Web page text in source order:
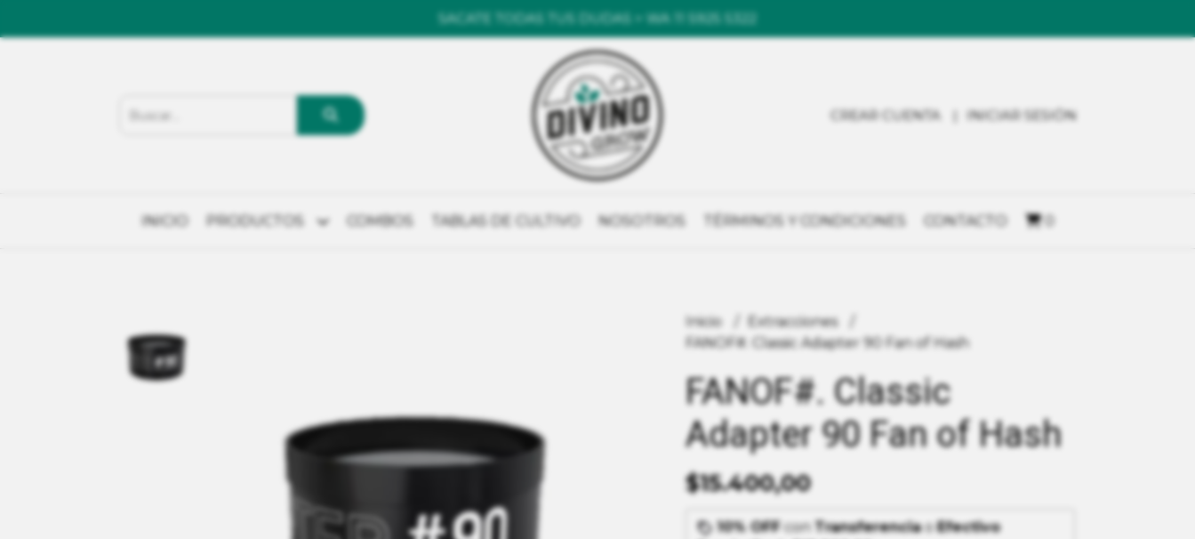
SACATE TODAS TUS DUDAS > WA 11 5925 5322
CREAR CUENTA INICIAR SESIÓN
INICIO PRODUCTOS COMBOS TABLAS DE CULTIVO NOSOTROS TÉRMINOS Y CONDICIONES CONTACTO
Inicio
Extracciones
FANOF#. Classic Adapter 90 Fan of Hash
FANOF#. Classic
Adapter 90 Fan of Hash
$15.400,00
10% OFFcon TransferenciaoEfectivo